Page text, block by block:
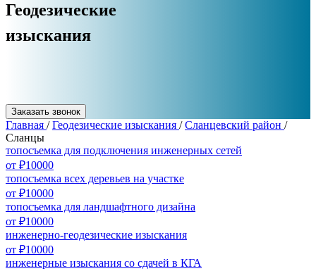
Геодезические
изыскания
Заказать звонок
Главная /Геодезические изыскания /Сланцевский район /
Сланцы
топосъемка для подключения инженерных сетей
от ₽10000
топосъемка всех деревьев на участке
от ₽10000
топосъемка для ландшафтного дизайна
от ₽10000
инженерно-геодезические изыскания
от ₽10000
инженерные изыскания со сдачей в КГА